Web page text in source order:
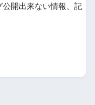
開出来ない情報、記